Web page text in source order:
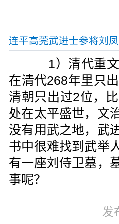
连平高莞武进士参将刘
1）清代重文
在清代268年里只
清朝只出过2位，
处在太平盛世，文
没有用武之地，武
书中很难找到武举
有一座刘侍卫墓，
事呢？
发